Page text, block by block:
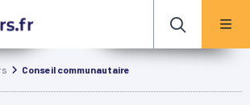
Conseil communautaire